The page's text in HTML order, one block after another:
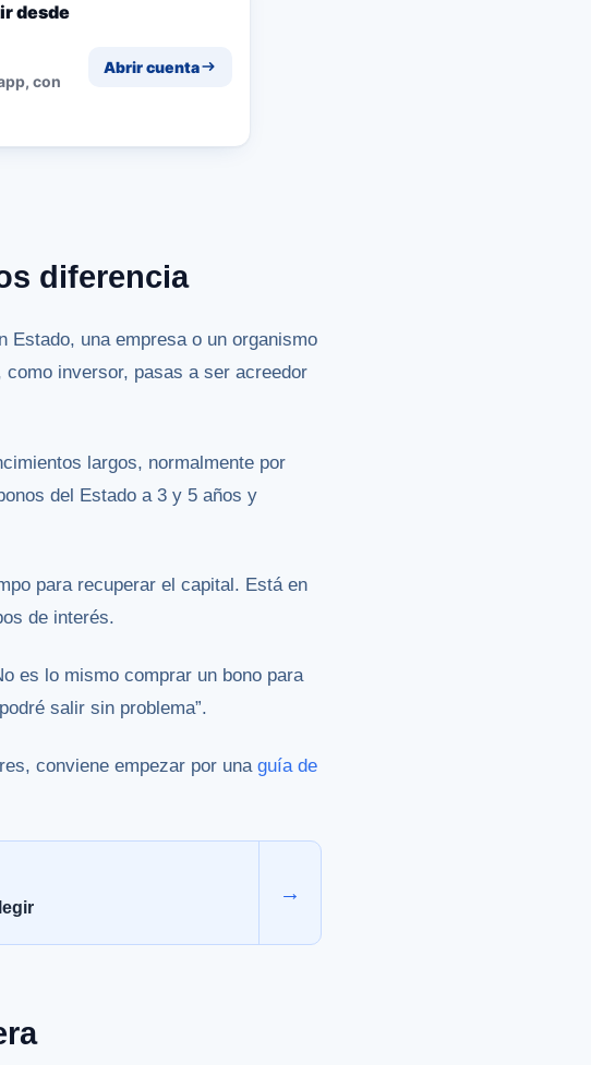
desde
con
Abrir cuenta
diferencia
Estado, una empresa o un organismo
como inversor, pasas a ser acreedor
largos, normalmente por
del Estado a 3 y 5 años y
para recuperar el capital. Está en
de interés.
es lo mismo comprar un bono para
salir sin problema”.
conviene empezar por una guía de
→